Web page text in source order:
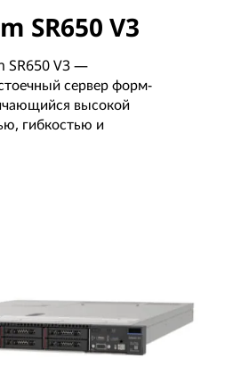
SR650 V3
SR650 V3 —
сервер форм-
высокой
гибкостью и